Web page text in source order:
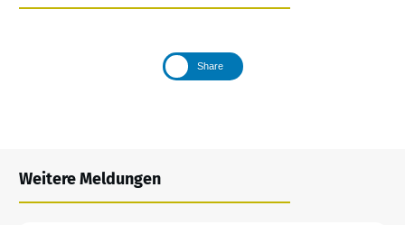
Share
Weitere Meldungen